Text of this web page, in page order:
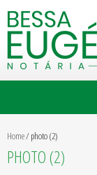
Home/ photo (2)
PHOTO (2)